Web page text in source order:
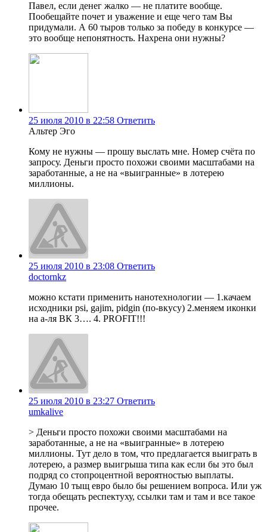
Павел, если денег жалко — не платите вообще.
Пообещайте почет и уважение и еще чего там Вы
придумали. А 60 тыров только за победу в конкурсе —
это вообще непонятность. Нахрена они нужны?
25 июля 2010 в 22:58 Ответить
Альтер Эго
Кому не нужны — прошу выслать мне. Номер счёта по
запросу. Деньги просто похожи своими масштабами на
заработанные, а не на «выигранные» в лотерею
миллионы.
25 июля 2010 в 23:08 Ответить
doctornkz
можно кстати применить нанотехнологии — 1.качаем
исходники psi, gajim, pidgin (по-вкусу) 2.меняем иконки
на а-ля ВК 3…. 4. PROFIT!!!
25 июля 2010 в 23:27 Ответить
umkalive
> Деньги просто похожи своими масштабами на
заработанные, а не на «выигранные» в лотерею
миллионы. Тут дело в том, что предлагается выиграть в
лотерею, а размер выигрыша типа как если бы это был
подряд со стопроцентной вероятностью выплаты.
Думаю 10 тыщ евро было бы решением вопроса. Или уж
тогда обещать респектуху, ссылки там и там и все такое
прочее.